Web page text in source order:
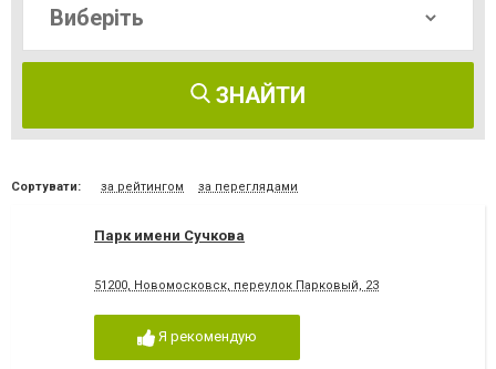
ЗНАЙТИ
Сортувати: за рейтингом за переглядами
Парк имени Сучкова
51200, Новомосковск, переулок Парковый, 23
Я рекомендую